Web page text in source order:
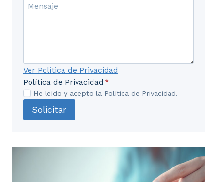
Ver Política de Privacidad
Política de Privacidad *
He leído y acepto la Política de Privacidad.
Solicitar